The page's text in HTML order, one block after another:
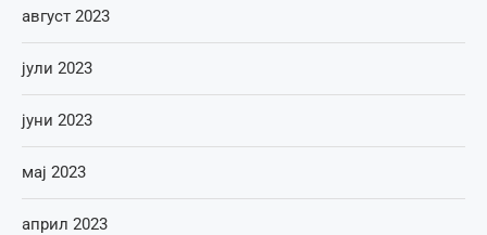
август 2023
јули 2023
јуни 2023
мај 2023
април 2023